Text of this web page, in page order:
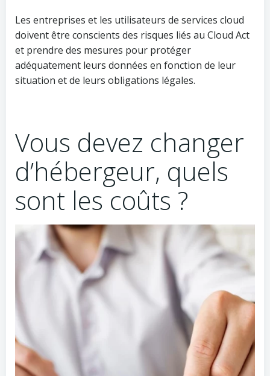
Les entreprises et les utilisateurs de services cloud
doivent être conscients des risques liés au Cloud Act
et prendre des mesures pour protéger
adéquatement leurs données en fonction de leur
situation et de leurs obligations légales.
Vous devez changer
d’hébergeur, quels
sont les coûts ?